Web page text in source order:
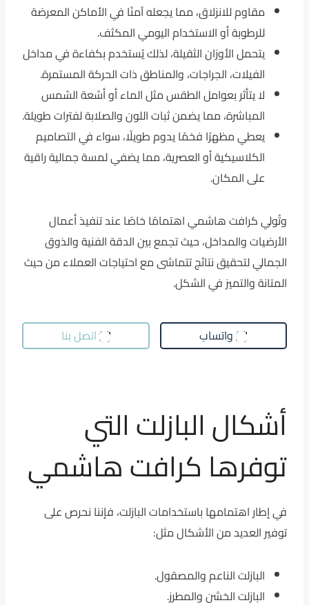
مقاوم للانزلاق، مما يجعله آمنًا في الأماكن المعرضة
للرطوبة أو الاستخدام اليومي المكثف.
يتحمل الأوزان الثقيلة، لذلك يُستخدم بكفاءة في مداخل
الفيلات، الجراجات، والمناطق ذات الحركة المستمرة.
لا يتأثر بعوامل الطقس مثل الماء أو أشعة الشمس
المباشرة، مما يضمن ثبات اللون والصلابة لفترات طويلة.
يعطي مظهرًا فخمًا يدوم طويلًا، سواء في التصاميم
الكلاسيكية أو العصرية، مما يضفي لمسة جمالية راقية
على المكان.
وتُولي كرافت هاشمي اهتمامًا خاصًا عند تنفيذ أعمال
الأرضيات والمداخل، حيث تجمع بين الدقة الفنية والذوق
الجمالي لتحقيق نتائج تتماشى مع احتياجات العملاء من حيث
المتانة والتميز في الشكل.
واتساب اتصل بنا
أشكال البازلت التي
توفرها كرافت هاشمي
في إطار اهتمامها باستخدامات البازلت، فإننا نحرص على
توفير العديد من الأشكال مثل:
البازلت الناعم والمصقول.
البازلت الخشن والمطرز.